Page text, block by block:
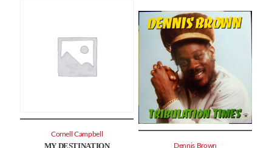
MY DESTINATION
Cornell Campbell
Dennis Brown